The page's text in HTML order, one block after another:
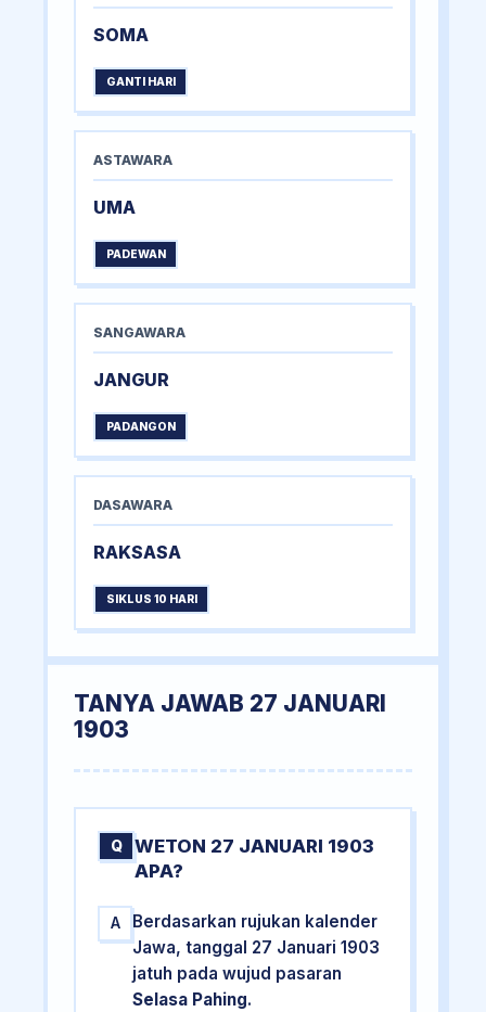
SOMA
GANTI HARI
ASTAWARA
UMA
PADEWAN
SANGAWARA
JANGUR
PADANGON
DASAWARA
RAKSASA
SIKLUS 10 HARI
TANYA JAWAB 27 JANUARI
1903
Q
WETON 27 JANUARI 1903
APA?
A
Berdasarkan rujukan kalender
Jawa, tanggal 27 Januari 1903
jatuh pada wujud pasaran
Selasa Pahing.